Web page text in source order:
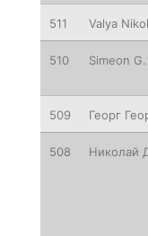
511 Valya
510 Simeon
509 Георг
508 Николай